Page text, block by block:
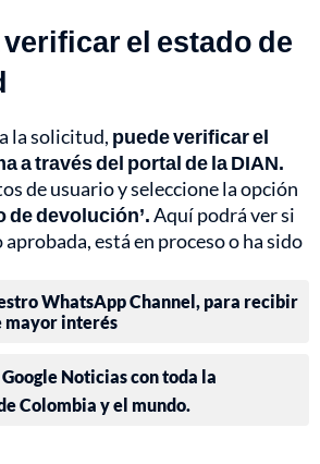
el estado de
la solicitud, puede verificar el
a través del portal de la DIAN.
de usuario y seleccione la opción
de devolución’.Aquí podrá ver si
está en proceso o ha sido
WhatsApp Channel, para recibir
mayor interés
Noticias con toda la
Colombia y el mundo.